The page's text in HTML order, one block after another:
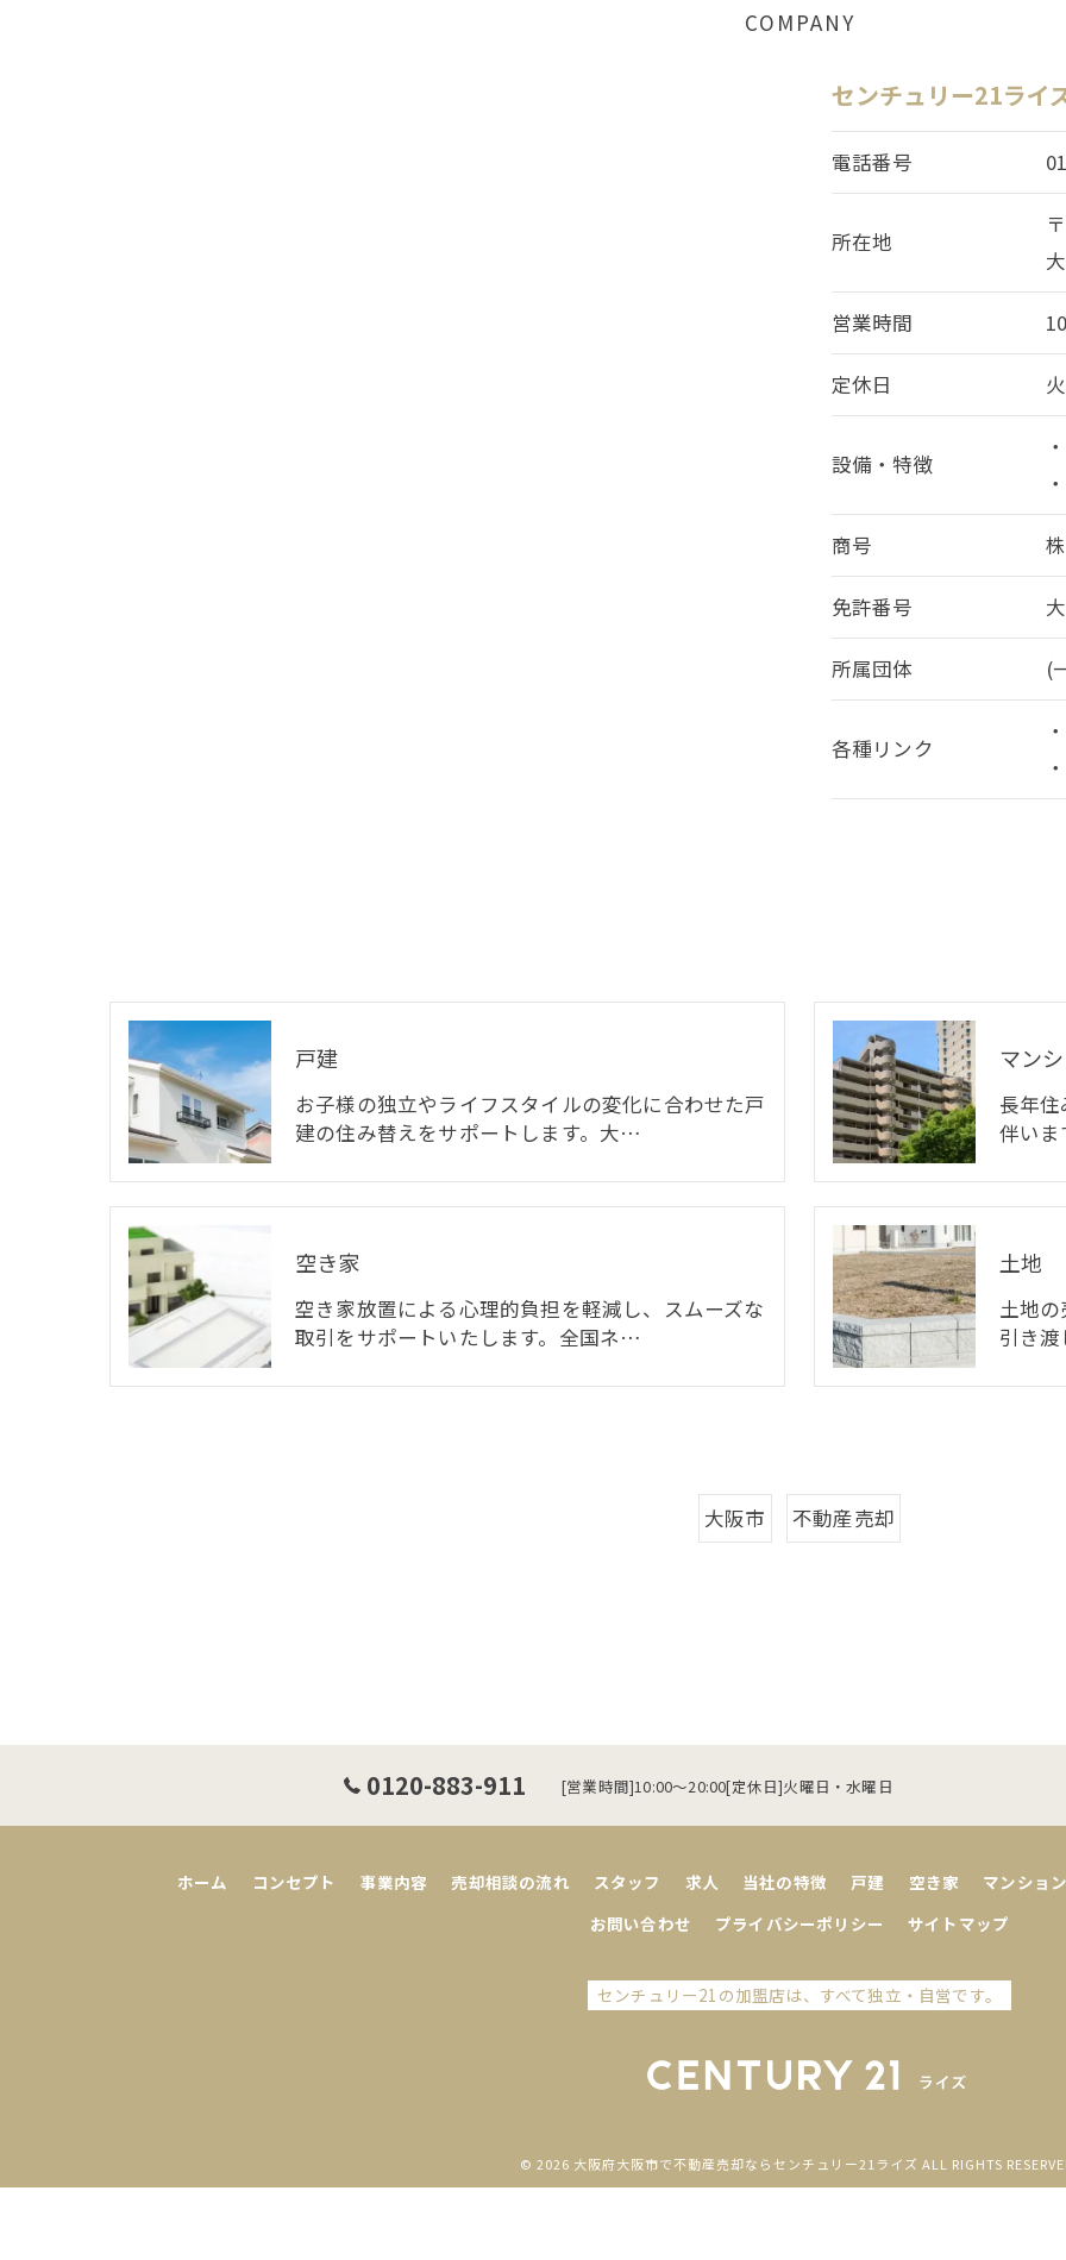
COMPANY
センチュリー21ライ
電話番号
所在地
営業時間
定休日
設備・特徴
商号
免許番号
所属団体 (
各種リンク
・
・
戸建
お子様の独立やライフスタイルの変化に合わせた戸
建の住み替えをサポートします。大…
マン
長年
伴い
空き家
空き家放置による心理的負担を軽減し、スムーズな
取引をサポートいたします。全国ネ…
土地
土地
引き
大阪市 不動産売却
0120-883-911 [営業時間]10:00～20:00[定休日]火曜日・水曜日
ホーム コンセプト 事業内容 売却相談の流れ スタッフ 求人 当社の特徴 戸建 空き家
マンショ
お問い合わせ
プライバシーポリシー サイトマップ
センチュリー21の加盟店は、すべて独立・自営です。
© 2026 大阪府大阪市で不動産売却ならセンチュリー21ライズ ALL RIGHTS
来店予約はこちら